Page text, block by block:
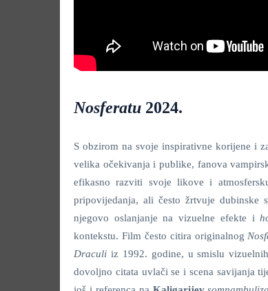
Nosferatu 2024.
S obzirom na svoje inspirativne korijene i
velika očekivanja i publike, fanova
efikasno razviti svoje likove i
pripovijedanja, ali često žrtvuje
njegovo oslanjanje na vizuelne efekte i
kontekstu. Film često citira originalnog
Draculi iz 1992. godine, u smislu
dovoljno citata uvlači se i scena savijanja